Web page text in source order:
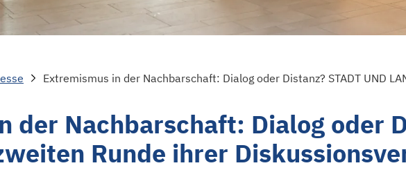
der Nachbarschaft: Dialog oder
Runde ihrer